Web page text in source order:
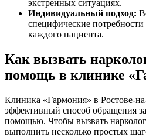
экстренных ситуациях.
Индивидуальный подход:
специфические потребности
каждого пациента.
Как вызвать
помощь в клинике
Клиника «Гармония» в Ростове-
эффективный способ обращения
помощью. Чтобы вызвать
выполнить несколько простых